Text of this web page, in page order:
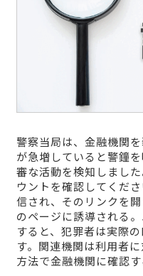
警察当局は、金融機関
が急増していると警鐘
審な活動を検知しまし
ウントを確認してくだ
信され、そのリンクを
のページに誘導される
すると、犯罪者は実際
す。関連機関は利用者
方法で金融機関に確認